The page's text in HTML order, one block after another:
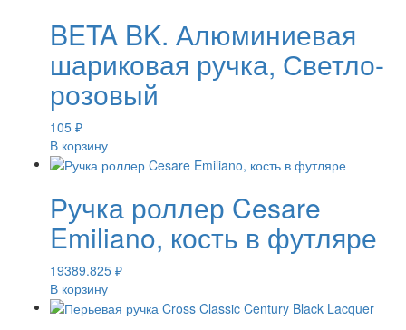
BETA BK. Алюминиевая
шариковая ручка, Светло-
розовый
105 ₽
В корзину
Ручка роллер Cesare
Emiliano, кость в футляре
19389.825 ₽
В корзину